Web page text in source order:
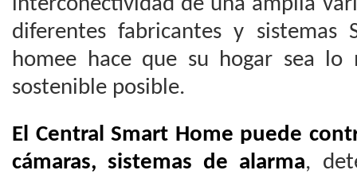
diferentes fabricantes y sistemas
homee hace que su hogar sea lo
sostenible posible.
El Central Smart Home puede
cámaras, sistemas de alarma,